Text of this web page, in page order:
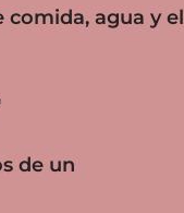
agua y el
de un